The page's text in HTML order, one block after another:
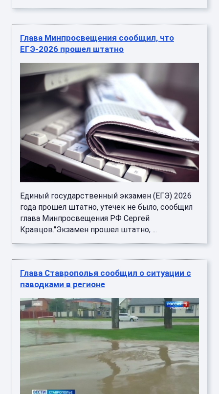
Глава Минпросвещения сообщил, что
ЕГЭ-2026 прошел штатно
Единый государственный экзамен (ЕГЭ) 2026
года прошел штатно, утечек не было, сообщил
глава Минпросвещения РФ Сергей
Кравцов."Экзамен прошел штатно, ...
Глава Ставрополья сообщил о ситуации с
паводками в регионе